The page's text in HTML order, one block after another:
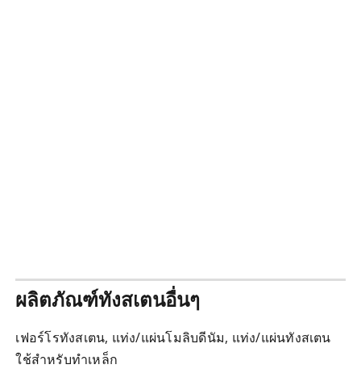
ผลิตภัณฑ์ทังสเตนอื่นๆ
เฟอร์โรทังสเตน, แท่ง/แผ่นโมลิบดีนัม, แท่ง/แผ่นทังสเตน
ใช้สำหรับทำเหล็ก